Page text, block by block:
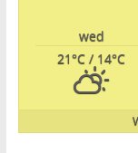
wed
21°C / 14°C